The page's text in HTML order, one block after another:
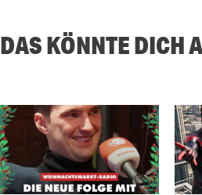
DAS KÖNNTE DICH